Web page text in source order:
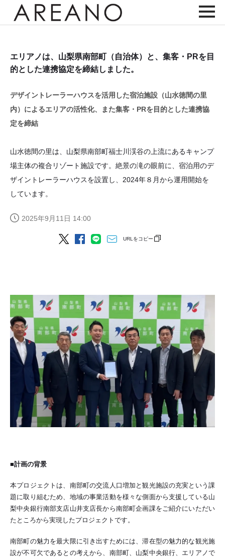
エリアノは、山梨県南部町（自治体）と、集客・PRを目
的とした連携協定を締結しました。
デザイントレーラーハウスを活用した宿泊施設（山水徳間の里
内）によるエリアの活性化、また集客・PRを目的とした連携協
定を締結
山水徳間の里は、山梨県南部町福士川渓谷の上流にあるキャンプ
場主体の複合リゾート施設です。絶景の滝の眼前に、宿泊用のデ
ザイントレーラーハウスを設置し、2024年８月から運用開始を
しています。
2025年9月11日 14:00
URLをコピー
■計画の背景
本プロジェクトは、南部町の交流人口増加と観光施設の充実という課
題に取り組むため、地域の事業活動を様々な側面から支援している山
梨中央銀行南部支店山井支店長から南部町企画課をご紹介にいただい
たところから実現したプロジェクトです。
南部町の魅力を最大限に引き出すためには、滞在型の魅力的な観光施
設が不可欠であるとの考えから、南部町、山梨中央銀行、エリアノで